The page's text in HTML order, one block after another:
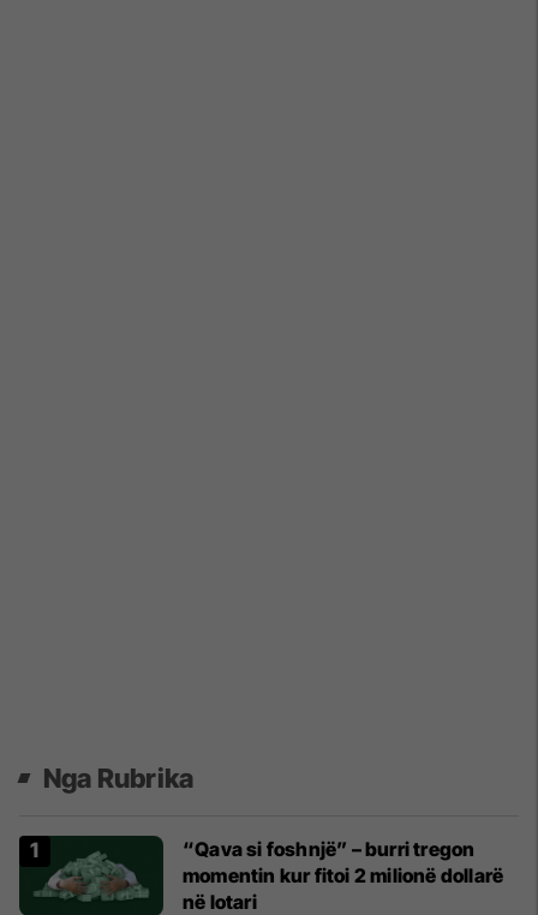
Nga Rubrika
“Qava si foshnjë” – burri tregon
momentin kur fitoi 2 milionë dollarë
në lotari